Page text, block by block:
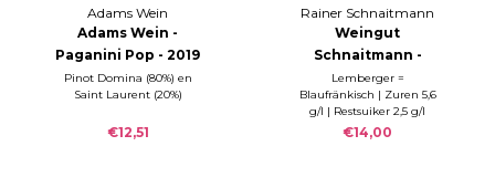
Adams Wein
Adams Wein -
Paganini Pop - 2019
Pinot Domina (80%) en
Saint Laurent (20%)
€12,51
Rainer Schnaitmann
Weingut
Schnaitmann -
Lemberger
Steinwiege 2019
Lemberger =
Blaufränkisch | Zuren 5,6
g/l | Restsuiker 2,5 g/l
€14,00